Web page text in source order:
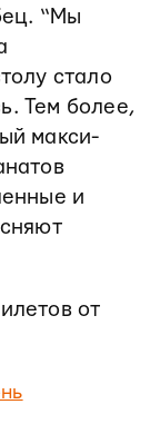
“Мы
стало
Тем более,
макси-
и
от